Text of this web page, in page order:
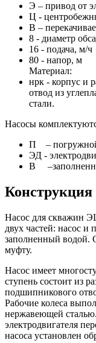
Э – привод от
Ц -
В –
8 - диаметр
16 - подача, м/ч
80 - напор, м
Материал:
нрк - корпус и
отвод из
стали.
Насосы
П –
ЭД -
В
Насос для скважин
двух частей: насос и
заполненный водой.
муфту.
Насос имеет
ступень состоит из
подшипникового
Рабочие колеса
нержавеющей
электродвигателя
насоса установлен